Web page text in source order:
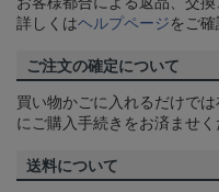
詳しくはヘルプページをご確
ご注文の確定について
買い物かごに入れるだけで
にご購入手続きをお済ませく
送料について